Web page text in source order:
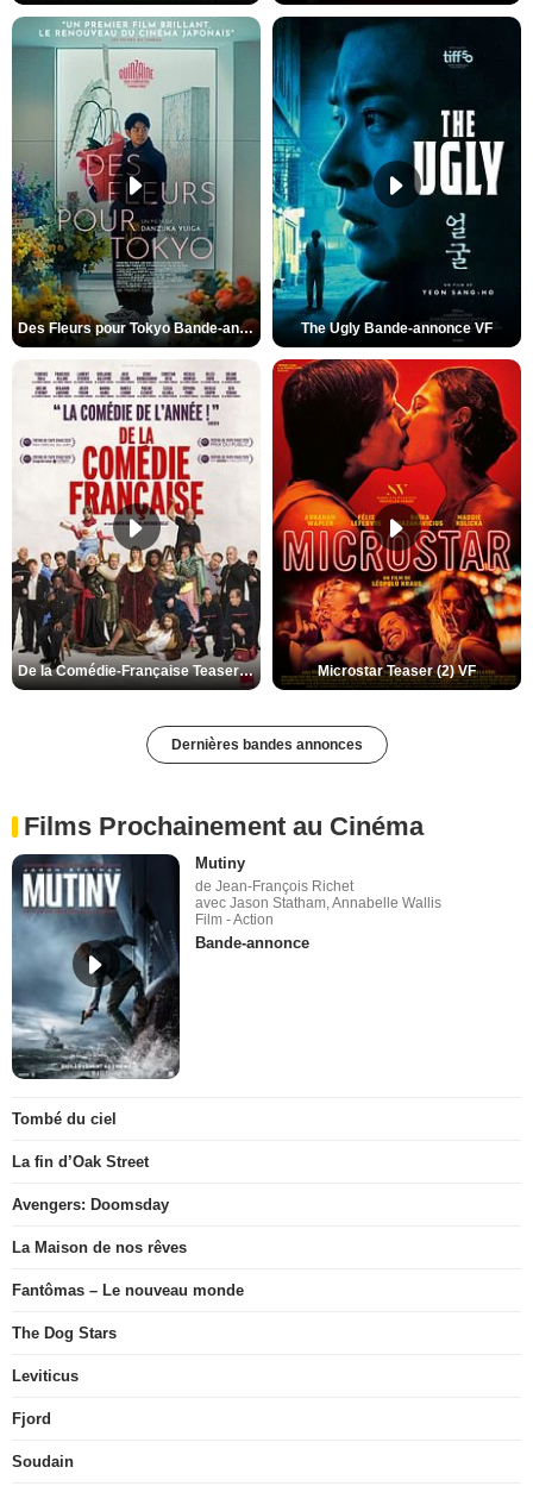
Des Fleurs pour Tokyo Bande-annonce VO STFR The Ugly Bande-annonce VF
De la Comédie-Française Teaser (3) VF Microstar Teaser (2) VF
Dernières bandes annonces
Films Prochainement au Cinéma
Mutiny
de Jean-François Richet
avec Jason Statham, Annabelle Wallis
Film - Action
Bande-annonce
Tombé du ciel
La fin d’Oak Street
Avengers: Doomsday
La Maison de nos rêves
Fantômas – Le nouveau monde
The Dog Stars
Leviticus
Fjord
Soudain